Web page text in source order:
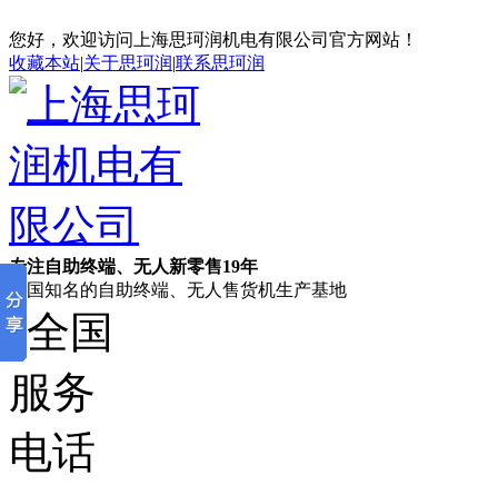
您好，欢迎访问上海思珂润机电有限公司官方网站！
收藏本站|关于思珂润|联系思珂润
专注自助终端、无人新零售19年
全国知名的自助终端、无人售货机生产基地